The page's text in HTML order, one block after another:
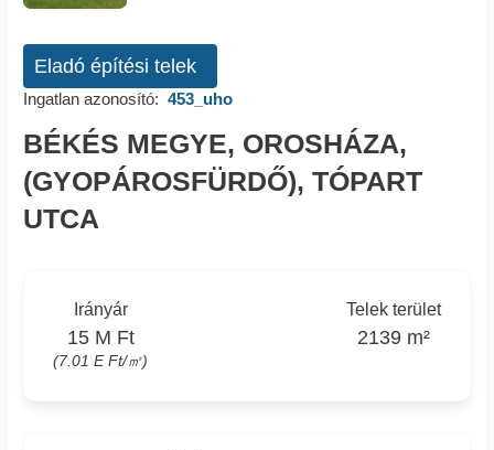
Eladó építési telek
Ingatlan azonosító: 453_uho
BÉKÉS MEGYE, OROSHÁZA,
(GYOPÁROSFÜRDŐ), TÓPART
UTCA
Irányár
15 M Ft
(7.01 E Ft/㎡)
Telek terület
2139 m²